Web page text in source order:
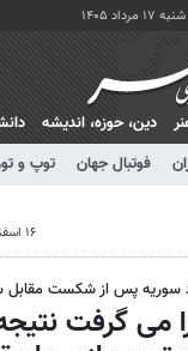
شنبه ۱۷ مرداد ۱۴۰۵
دين، حوزه، انديشه
فوتبال جهان توپ و
۱۶ اسفند ۱۳۸۵، ۱۸:۳۷
سوریه پس از شکست مقابل
را می گرفت